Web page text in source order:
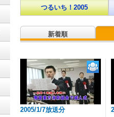
つるいち！2005
新着順
2005/1/7放送分